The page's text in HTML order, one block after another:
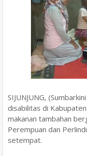
SIJUNJUNG,
disabilitas di
makanan tambahan
Perempuan dan
setempat.